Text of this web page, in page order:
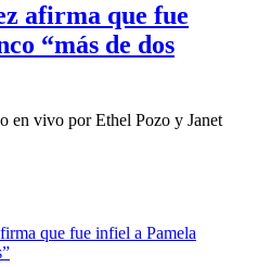
afirma que fue
“más de dos
en vivo por Ethel Pozo y Janet